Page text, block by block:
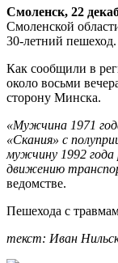
Смоленск, 22
Смоленской
30-летний пешеход.
Как сообщили в
около восьми
сторону Минска.
«Мужчина 1971
«Скания» с
мужчину 1992
движению
ведомстве.
Пешехода с
текст: Иван